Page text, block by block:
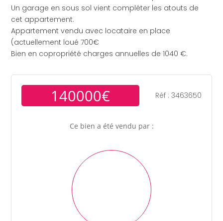
Un garage en sous sol vient compléter les atouts de
cet appartement.
Appartement vendu avec locataire en place
(actuellement loué 700€
Bien en copropriété charges annuelles de 1040 €.
140000€ Réf : 3463650
Ce bien a été vendu par :